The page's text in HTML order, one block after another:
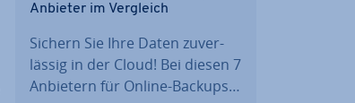
Anbieter im Vergleich
Sichern Sie Ihre Daten zu­ver­
läs­sig in der Cloud! Bei diesen 7
Anbietern für Online-Backups…